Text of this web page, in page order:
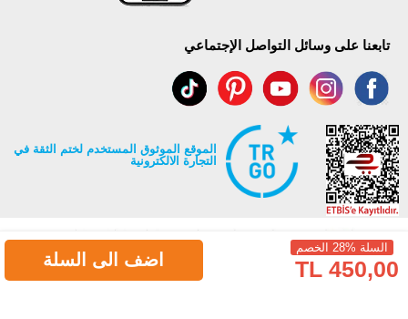
السلة %28 الخصم
450,00 TL اضف الى السلة
تابعنا على وسائل التواصل الإجتماعي
الموقع الموثوق المستخدم لختم الثقة في
التجارة الالكترونية
جميع حقوق Modaselvim محفوظة ©2026